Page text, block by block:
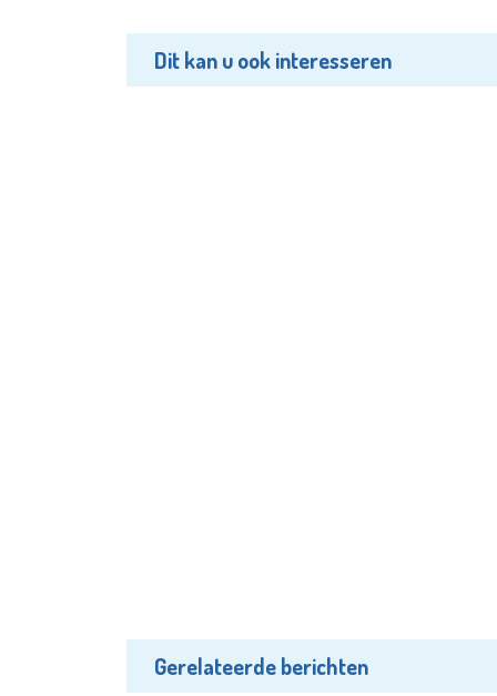
Dit kan u ook interesseren
Gerelateerde berichten